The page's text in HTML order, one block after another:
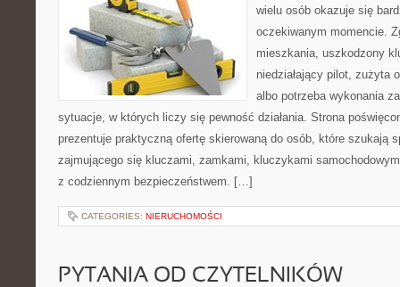
wielu osób okazuje się
oczekiwanym momencie.
mieszkania, uszkodzony
niedziałający pilot, zużyta
albo potrzeba wykonania
sytuacje, w których liczy się pewność działania. Strona
prezentuje praktyczną ofertę skierowaną do osób, które szukają
zajmującego się kluczami, zamkami, kluczykami
z codziennym bezpieczeństwem. […]
CATEGORIES: NIERUCHOMOŚCI
PYTANIA OD CZYTELNIKÓW